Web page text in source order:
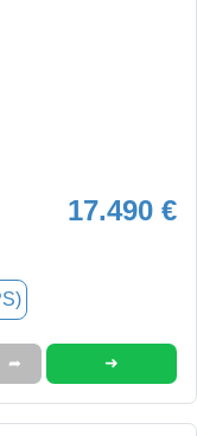
17.490 €
➦ ➜